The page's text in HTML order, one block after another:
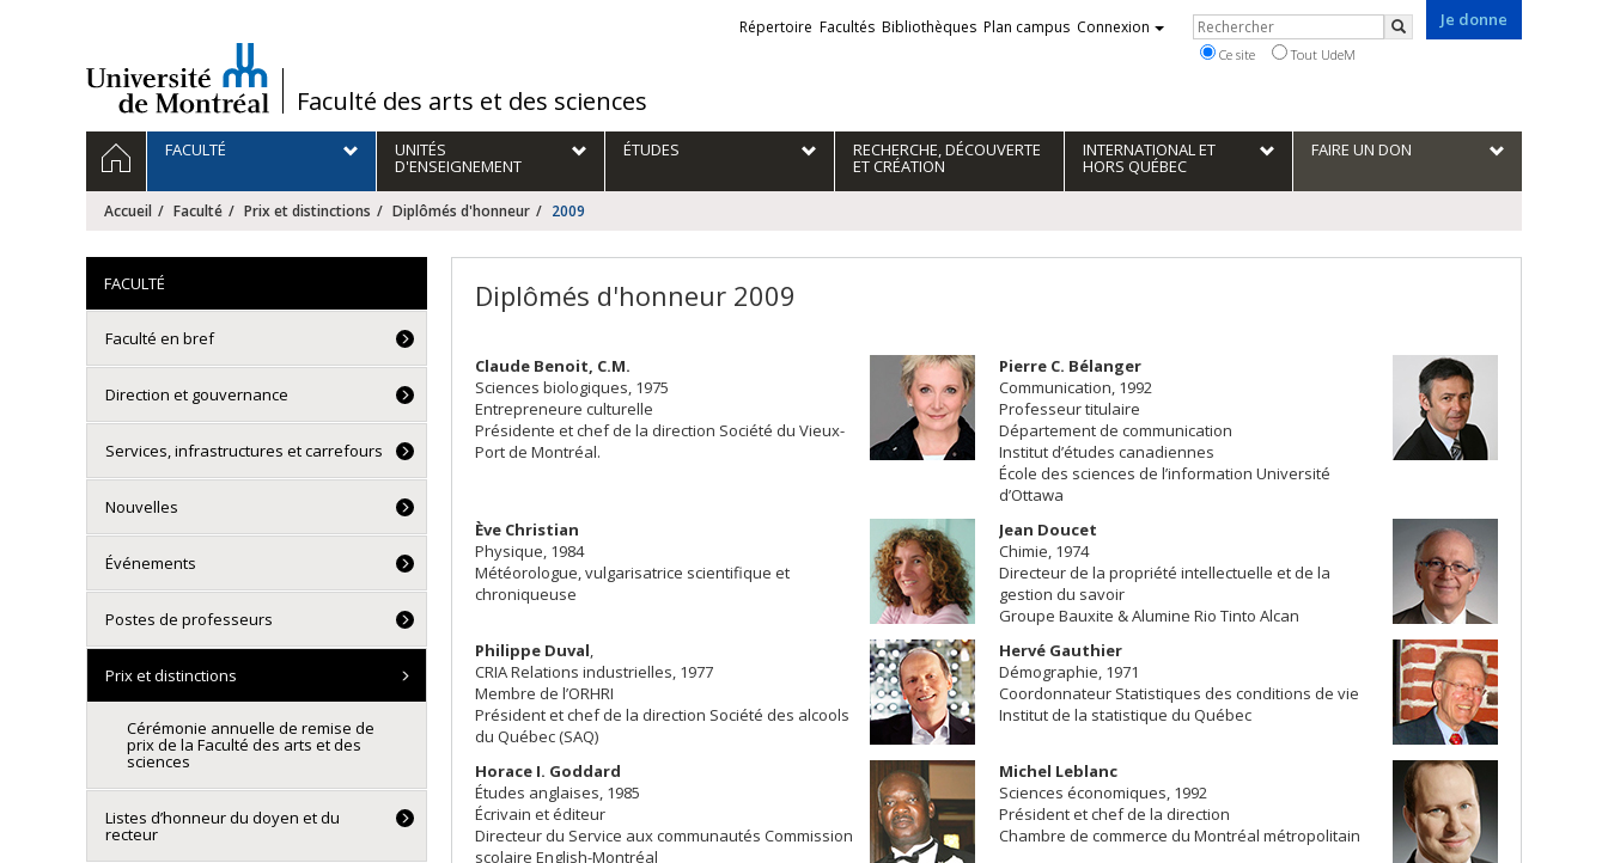
/Faculté des arts et des sciences
Je donne
Liens
externes
Répertoire Facultés Bibliothèques Plan campus Connexion Rechercher
Rechercher
Ce site Tout UdeM
Navigation
principale
ACCUEILFACULTÉ UNITÉS
D'ENSEIGNEMENT
ÉTUDES RECHERCHE, DÉCOUVERTE
ET CRÉATION
INTERNATIONAL ET
HORS QUÉBEC
FAIRE UN DON
Accueil Faculté Prix et distinctions Diplômés d'honneur 2009
Diplômés d'honneur 2009
Claude Benoit, C.M.
Sciences biologiques, 1975
Entrepreneure culturelle
Présidente et chef de la direction Société du Vieux-
Port de Montréal.
Pierre C. Bélanger
Communication, 1992
Professeur titulaire
Département de communication
Institut d’études canadiennes
École des sciences de l’information Université
d’Ottawa
Ève Christian
Physique, 1984
Météorologue, vulgarisatrice scientifique et
chroniqueuse
Jean Doucet
Chimie, 1974
Directeur de la propriété intellectuelle et de la
gestion du savoir
Groupe Bauxite & Alumine Rio Tinto Alcan
Philippe Duval,
CRIA Relations industrielles, 1977
Membre de l’ORHRI
Président et chef de la direction Société des alcools
du Québec (SAQ)
Hervé Gauthier
Démographie, 1971
Coordonnateur Statistiques des conditions de vie
Institut de la statistique du Québec
Horace I. Goddard
Études anglaises, 1985
Écrivain et éditeur
Directeur du Service aux communautés Commission
scolaire English-Montréal
Michel Leblanc
Sciences économiques, 1992
Président et chef de la direction
Chambre de commerce du Montréal métropolitain
FACULTÉ
Faculté en bref
Direction et gouvernance
Services, infrastructures et carrefours
Nouvelles
Événements
Postes de professeurs
Prix et distinctions
Cérémonie annuelle de remise de
prix de la Faculté des arts et des
sciences
Listes d’honneur du doyen et du
recteur